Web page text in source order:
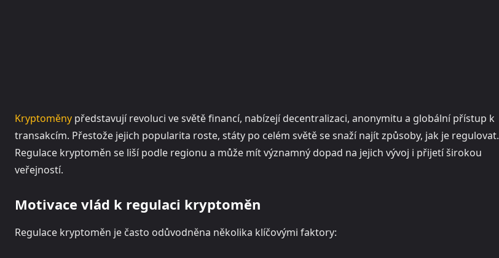
Kryptoměny představují revoluci ve světě financí, nabízejí decentralizaci, anonymitu a globální přístup k
transakcím. Přestože jejich popularita roste, státy po celém světě se snaží najít způsoby, jak je regulovat.
Regulace kryptoměn se liší podle regionu a může mít významný dopad na jejich vývoj i přijetí širokou
veřejností.
Motivace vlád k regulaci kryptoměn
Regulace kryptoměn je často odůvodněna několika klíčovými faktory: